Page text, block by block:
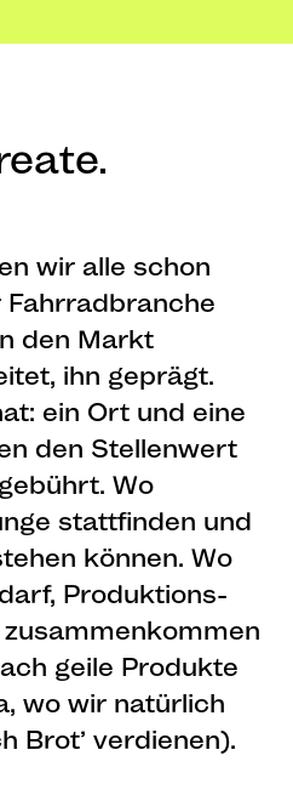
wir alle schon
den Markt
ihn geprägt.
ein Ort und eine
den Stellenwert
Wo
stattfinden und
können. Wo
Produktions-
geile Produkte
wo wir natürlich
Brot’ verdienen).